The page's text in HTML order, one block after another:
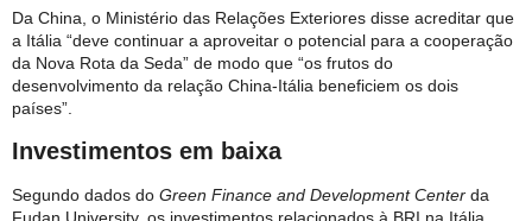
Da China, o Ministério das Relações Exteriores disse acreditar que
a Itália “deve continuar a aproveitar o potencial para a cooperação
da Nova Rota da Seda” de modo que “os frutos do
desenvolvimento da relação China-Itália beneficiem os dois
países”.
Investimentos em baixa
Segundo dados do Green Finance and Development Center da